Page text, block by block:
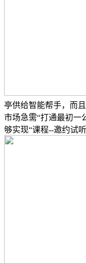
亭供给智能帮手，而
市场急需“打通最初一
够实现“课程--邀约试